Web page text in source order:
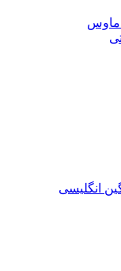
ماوس
انگلیسی